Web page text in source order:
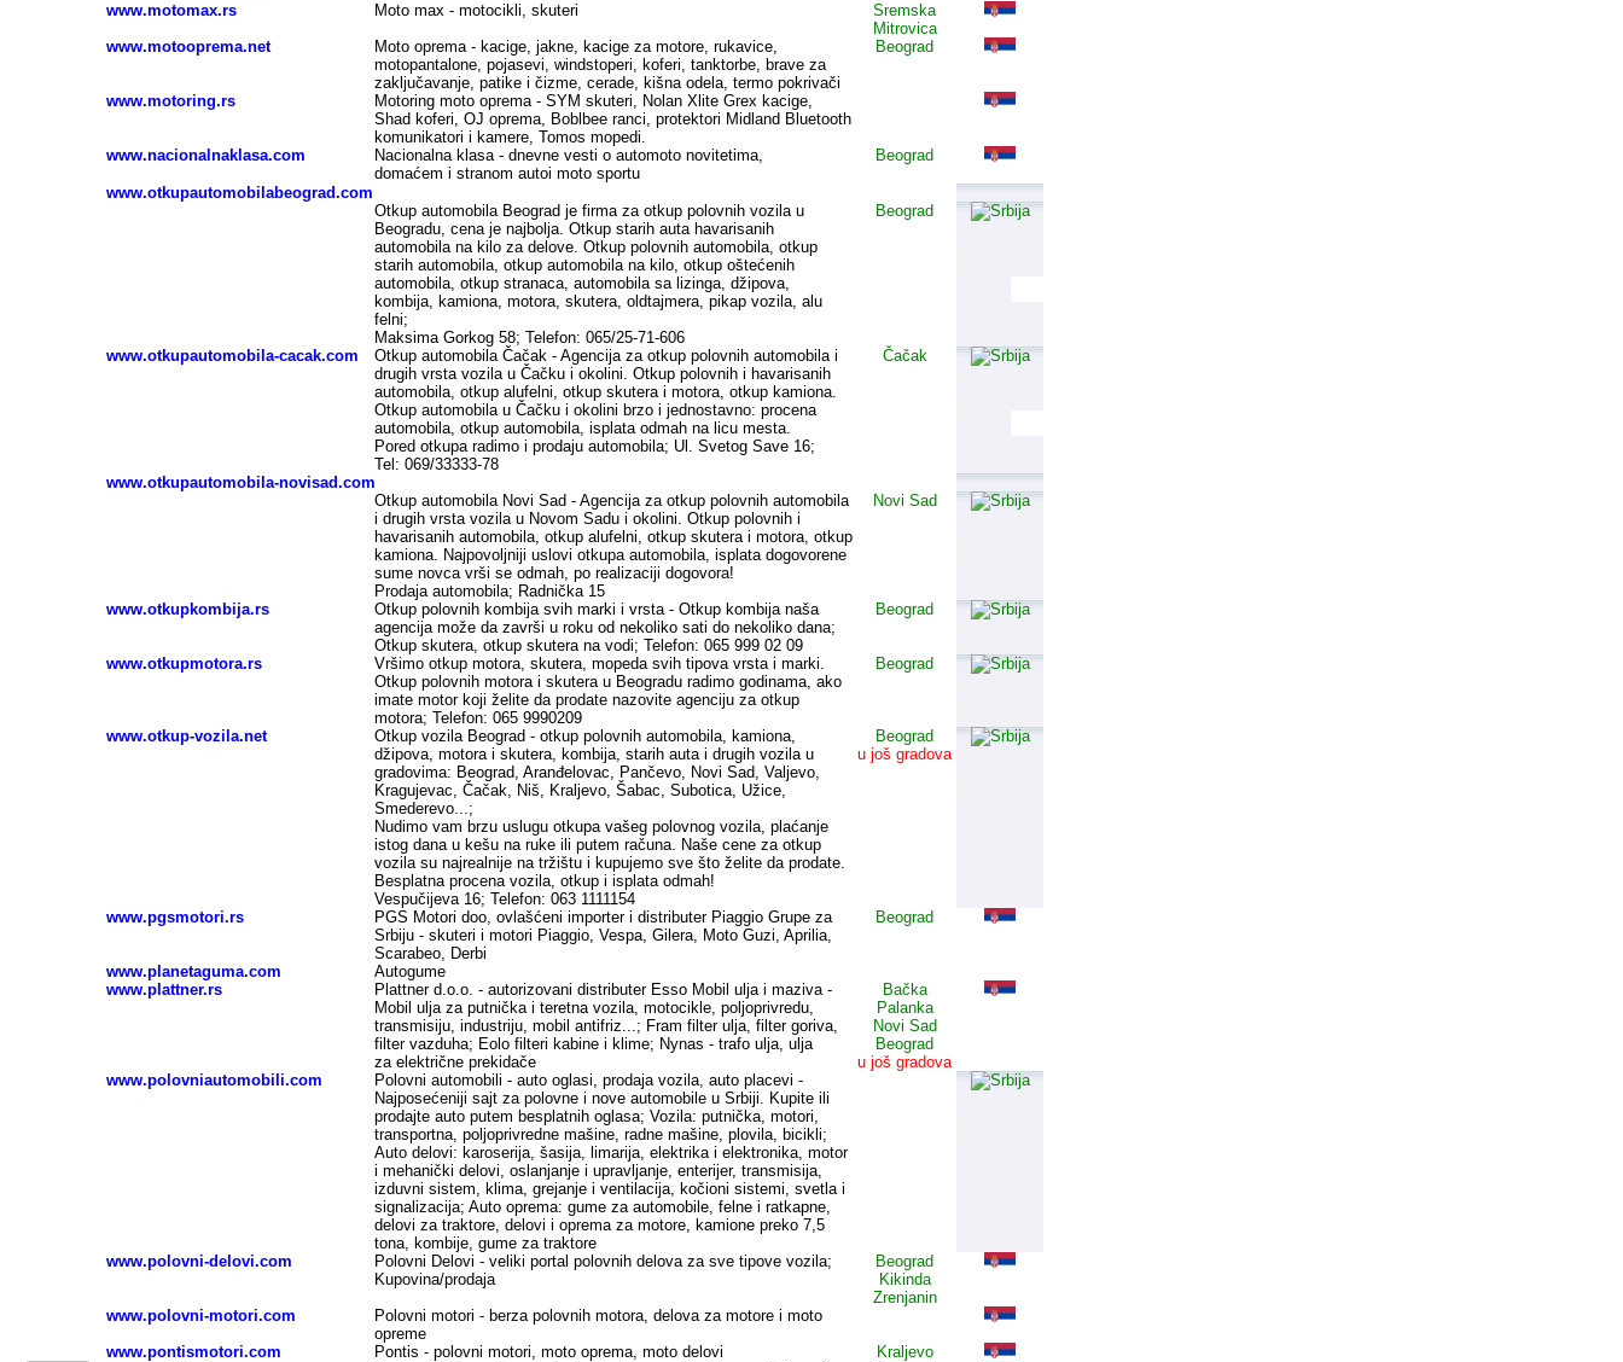
www.motomax.rs
Moto max - motocikli, skuteri
Sremska
Mitrovica
www.motooprema.net
Moto oprema - kacige, jakne, kacige za motore, rukavice,
motopantalone, pojasevi, windstoperi, koferi, tanktorbe, brave za
zaključavanje, patike i čizme, cerade, kišna odela, termo pokrivači
Beograd
www.motoring.rs
Motoring moto oprema - SYM skuteri, Nolan Xlite Grex kacige,
Shad koferi, OJ oprema, Boblbee ranci, protektori Midland Bluetooth
komunikatori i kamere, Tomos mopedi.
www.nacionalnaklasa.com
Nacionalna klasa - dnevne vesti o automoto novitetima,
domaćem i stranom autoi moto sportu
Beograd
www.otkupautomobilabeograd.com
Otkup automobila Beograd je firma za otkup polovnih vozila u
Beogradu, cena je najbolja. Otkup starih auta havarisanih
automobila na kilo za delove. Otkup polovnih automobila, otkup
starih automobila, otkup automobila na kilo, otkup oštećenih
automobila, otkup stranaca, automobila sa lizinga, džipova,
kombija, kamiona, motora, skutera, oldtajmera, pikap vozila, alu
felni;
Maksima Gorkog 58; Telefon: 065/25-71-606
Beograd
www.otkupautomobila-cacak.com
Otkup automobila Čačak - Agencija za otkup polovnih automobila i
drugih vrsta vozila u Čačku i okolini. Otkup polovnih i havarisanih
automobila, otkup alufelni, otkup skutera i motora, otkup kamiona.
Otkup automobila u Čačku i okolini brzo i jednostavno: procena
automobila, otkup automobila, isplata odmah na licu mesta.
Pored otkupa radimo i prodaju automobila; Ul. Svetog Save 16;
Tel: 069/33333-78
Čačak
www.otkupautomobila-novisad.com
Otkup automobila Novi Sad - Agencija za otkup polovnih automobila
i drugih vrsta vozila u Novom Sadu i okolini. Otkup polovnih i
havarisanih automobila, otkup alufelni, otkup skutera i motora, otkup
kamiona. Najpovoljniji uslovi otkupa automobila, isplata dogovorene
sume novca vrši se odmah, po realizaciji dogovora!
Prodaja automobila; Radnička 15
Novi Sad
www.otkupkombija.rs
Otkup polovnih kombija svih marki i vrsta - Otkup kombija naša
agencija može da završi u roku od nekoliko sati do nekoliko dana;
Otkup skutera, otkup skutera na vodi; Telefon: 065 999 02 09
Beograd
www.otkupmotora.rs
Vršimo otkup motora, skutera, mopeda svih tipova vrsta i marki.
Otkup polovnih motora i skutera u Beogradu radimo godinama, ako
imate motor koji želite da prodate nazovite agenciju za otkup
motora; Telefon: 065 9990209
Beograd
www.otkup-vozila.net
Otkup vozila Beograd - otkup polovnih automobila, kamiona,
džipova, motora i skutera, kombija, starih auta i drugih vozila u
gradovima: Beograd, Aranđelovac, Pančevo, Novi Sad, Valjevo,
Kragujevac, Čačak, Niš, Kraljevo, Šabac, Subotica, Užice,
Smederevo...;
Nudimo vam brzu uslugu otkupa vašeg polovnog vozila, plaćanje
istog dana u kešu na ruke ili putem računa. Naše cene za otkup
vozila su najrealnije na tržištu i kupujemo sve što želite da prodate.
Besplatna procena vozila, otkup i isplata odmah!
Vespučijeva 16; Telefon: 063 1111154
Beograd
u još gradova
www.pgsmotori.rs
PGS Motori doo, ovlašćeni importer i distributer Piaggio Grupe za
Srbiju - skuteri i motori Piaggio, Vespa, Gilera, Moto Guzi, Aprilia,
Scarabeo, Derbi
Beograd
www.planetaguma.com
Autogume
www.plattner.rs
Plattner d.o.o. - autorizovani distributer Esso Mobil ulja i maziva -
Mobil ulja za putnička i teretna vozila, motocikle, poljoprivredu,
transmisiju, industriju, mobil antifriz...; Fram filter ulja, filter goriva,
filter vazduha; Eolo filteri kabine i klime; Nynas - trafo ulja, ulja
za električne prekidače
Bačka
Palanka
Novi Sad
Beograd
u još gradova
www.polovniautomobili.com
Polovni automobili - auto oglasi, prodaja vozila, auto placevi -
Najposećeniji sajt za polovne i nove automobile u Srbiji. Kupite ili
prodajte auto putem besplatnih oglasa; Vozila: putnička, motori,
transportna, poljoprivredne mašine, radne mašine, plovila, bicikli;
Auto delovi: karoserija, šasija, limarija, elektrika i elektronika, motor
i mehanički delovi, oslanjanje i upravljanje, enterijer, transmisija,
izduvni sistem, klima, grejanje i ventilacija, kočioni sistemi, svetla i
signalizacija; Auto oprema: gume za automobile, felne i ratkapne,
delovi za traktore, delovi i oprema za motore, kamione preko 7,5
tona, kombije, gume za traktore
www.polovni-delovi.com
Polovni Delovi - veliki portal polovnih delova za sve tipove vozila;
Kupovina/prodaja
Beograd
Kikinda
Zrenjanin
www.polovni-motori.com
Polovni motori - berza polovnih motora, delova za motore i moto
opreme
www.pontismotori.com
Pontis - polovni motori, moto oprema, moto delovi
Kraljevo